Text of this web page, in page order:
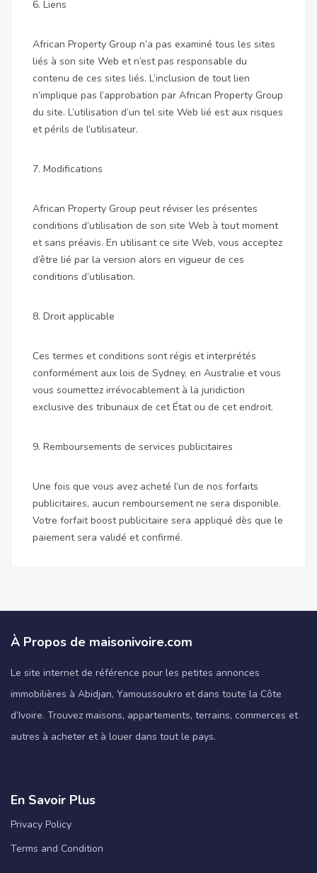
6. Liens
African Property Group n’a pas examiné tous les sites
liés à son site Web et n’est pas responsable du
contenu de ces sites liés. L’inclusion de tout lien
n’implique pas l’approbation par African Property Group
du site. L’utilisation d’un tel site Web lié est aux risques
et périls de l’utilisateur.
7. Modifications
African Property Group peut réviser les présentes
conditions d’utilisation de son site Web à tout moment
et sans préavis. En utilisant ce site Web, vous acceptez
d’être lié par la version alors en vigueur de ces
conditions d’utilisation.
8. Droit applicable
Ces termes et conditions sont régis et interprétés
conformément aux lois de Sydney, en Australie et vous
vous soumettez irrévocablement à la juridiction
exclusive des tribunaux de cet État ou de cet endroit.
9. Remboursements de services publicitaires
Une fois que vous avez acheté l’un de nos forfaits
publicitaires, aucun remboursement ne sera disponible.
Votre forfait boost publicitaire sera appliqué dès que le
paiement sera validé et confirmé.
À Propos de maisonivoire.com
Le site internet de référence pour les petites annonces
immobilières à Abidjan, Yamoussoukro et dans toute la Côte
d’Ivoire. Trouvez maisons, appartements, terrains, commerces et
autres à acheter et à louer dans tout le pays.
En Savoir Plus
Privacy Policy
Terms and Condition